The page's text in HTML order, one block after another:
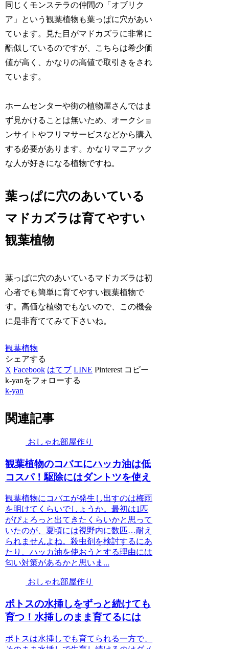
同じくモンステラの仲間の「オブリク
ア」という観葉植物も葉っぱに穴があい
ています。見た目がマドカズラに非常に
酷似しているのですが、こちらは希少価
値が高く、かなりの高値で取引きをされ
ています。
ホームセンターや街の植物屋さんではま
ず見かけることは無いため、オークショ
ンサイトやフリマサービスなどから購入
する必要があります。かなりマニアック
な人が好きになる植物ですね。
葉っぱに穴のあいている
マドカズラは育てやすい
観葉植物
葉っぱに穴のあいているマドカズラは初
心者でも簡単に育てやすい観葉植物で
す。高価な植物でもないので、この機会
に是非育ててみて下さいね。
観葉植物
シェアする
X Facebook はてブ LINE Pinterest コピー
k-yanをフォローする
k-yan
関連記事
おしゃれ部屋作り
観葉植物のコバエにハッカ油は低
コスパ！駆除にはダントツを使え
観葉植物にコバエが発生し出すのは梅雨
を明けてくらいでしょうか。最初は1匹
がぴょろっと出てきたくらいかと思って
いたのが、夏頃には視野内に数匹…耐え
られませんよね。殺虫剤を検討するにあ
たり、ハッカ油を使おうとする理由には
匂い対策があるかと思いま...
おしゃれ部屋作り
ポトスの水挿しをずっと続けても
育つ！水挿しのまま育てるには
ポトスは水挿しでも育てられる一方で、